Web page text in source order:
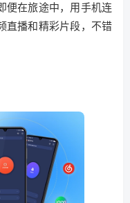
便在旅途中，用手机连
直播和精彩片段，不错